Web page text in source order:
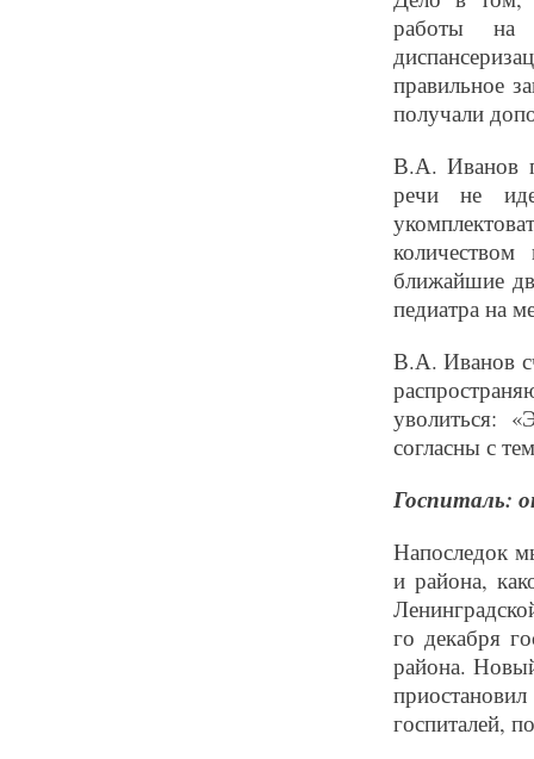
работы на
правильное
получали
В.А. Иванов
речи не
ближайшие
педиатра на
В.А. Иванов
уволиться:
согласны с
Госпиталь:
Напоследок
и района,
го декабря
района.
госпиталей,